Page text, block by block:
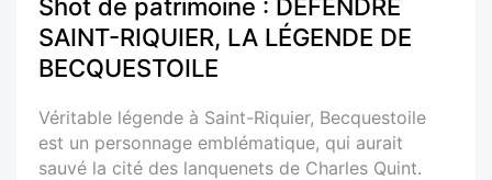
Shot de patrimoine : DÉFENDRE
SAINT-RIQUIER, LA LÉGENDE DE
BECQUESTOILE
Véritable légende à Saint-Riquier, Becquestoile
est un personnage emblématique, qui aurait
sauvé la cité des lanquenets de Charles Quint.